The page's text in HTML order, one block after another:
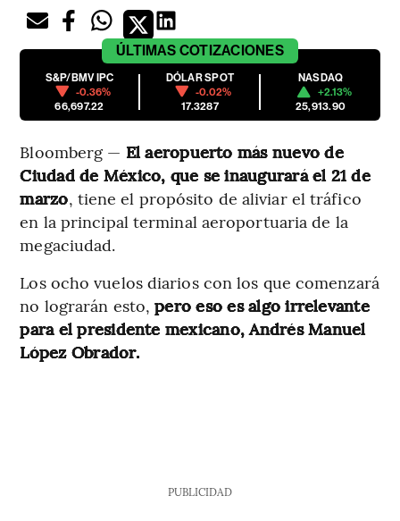
ÚLTIMAS COTIZACIONES
S&P/BMV IPC
-0.36%
66,697.22
DÓLAR SPOT
-0.02%
17.3287
NASDAQ
+2.13%
25,913.90
Bloomberg — El aeropuerto más nuevo de
Ciudad de México, que se inaugurará el 21 de
marzo, tiene el propósito de aliviar el tráfico
en la principal terminal aeroportuaria de la
megaciudad.
Los ocho vuelos diarios con los que comenzará
no lograrán esto,pero eso es algo irrelevante
para el presidente mexicano, Andrés Manuel
López Obrador.
PUBLICIDAD